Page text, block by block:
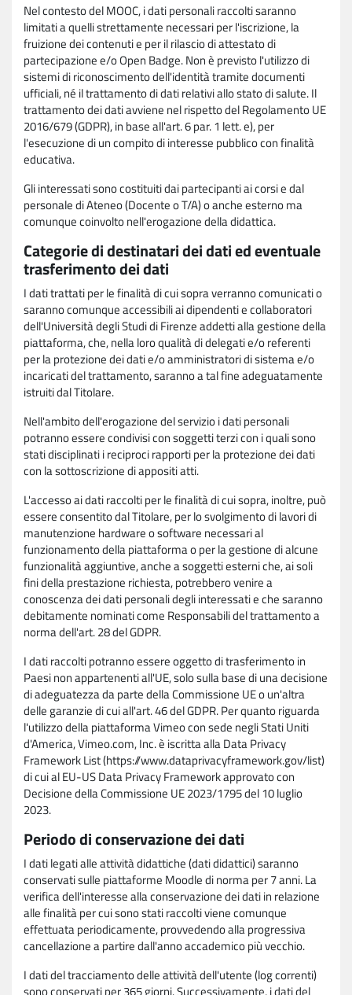
Nel contesto del MOOC, i dati personali raccolti saranno
limitati a quelli strettamente necessari per l'iscrizione, la
fruizione dei contenuti e per il rilascio di attestato di
partecipazione e/o Open Badge. Non è previsto l'utilizzo di
sistemi di riconoscimento dell'identità tramite documenti
ufficiali, né il trattamento di dati relativi allo stato di salute. Il
trattamento dei dati avviene nel rispetto del Regolamento UE
2016/679 (GDPR), in base all'art. 6 par. 1 lett. e), per
l'esecuzione di un compito di interesse pubblico con finalità
educativa.
Gli interessati sono costituiti dai partecipanti ai corsi e dal
personale di Ateneo (Docente o T/A) o anche esterno ma
comunque coinvolto nell'erogazione della didattica.
Categorie di destinatari dei dati ed eventuale
trasferimento dei dati
I dati trattati per le finalità di cui sopra verranno comunicati o
saranno comunque accessibili ai dipendenti e collaboratori
dell'Università degli Studi di Firenze addetti alla gestione della
piattaforma, che, nella loro qualità di delegati e/o referenti
per la protezione dei dati e/o amministratori di sistema e/o
incaricati del trattamento, saranno a tal fine adeguatamente
istruiti dal Titolare.
Nell'ambito dell'erogazione del servizio i dati personali
potranno essere condivisi con soggetti terzi con i quali sono
stati disciplinati i reciproci rapporti per la protezione dei dati
con la sottoscrizione di appositi atti.
L'accesso ai dati raccolti per le finalità di cui sopra, inoltre, può
essere consentito dal Titolare, per lo svolgimento di lavori di
manutenzione hardware o software necessari al
funzionamento della piattaforma o per la gestione di alcune
funzionalità aggiuntive, anche a soggetti esterni che, ai soli
fini della prestazione richiesta, potrebbero venire a
conoscenza dei dati personali degli interessati e che saranno
debitamente nominati come Responsabili del trattamento a
norma dell'art. 28 del GDPR.
I dati raccolti potranno essere oggetto di trasferimento in
Paesi non appartenenti all'UE, solo sulla base di una decisione
di adeguatezza da parte della Commissione UE o un'altra
delle garanzie di cui all'art. 46 del GDPR. Per quanto riguarda
l'utilizzo della piattaforma Vimeo con sede negli Stati Uniti
d'America, Vimeo.com, Inc. è iscritta alla Data Privacy
Framework List (https://www.dataprivacyframework.gov/list)
di cui al EU-US Data Privacy Framework approvato con
Decisione della Commissione UE 2023/1795 del 10 luglio
2023.
Periodo di conservazione dei dati
I dati legati alle attività didattiche (dati didattici) saranno
conservati sulle piattaforme Moodle di norma per 7 anni. La
verifica dell'interesse alla conservazione dei dati in relazione
alle finalità per cui sono stati raccolti viene comunque
effettuata periodicamente, provvedendo alla progressiva
cancellazione a partire dall'anno accademico più vecchio.
I dati del tracciamento delle attività dell'utente (log correnti)
sono conservati per 365 giorni. Successivamente, i dati del